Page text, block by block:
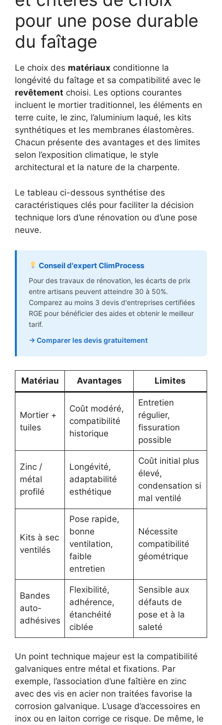
pour une pose durable
du faîtage
Le choix des matériaux conditionne la
longévité du faîtage et sa compatibilité avec le
revêtement choisi. Les options courantes
incluent le mortier traditionnel, les éléments en
terre cuite, le zinc, l’aluminium laqué, les kits
synthétiques et les membranes élastomères.
Chacun présente des avantages et des limites
selon l’exposition climatique, le style
architectural et la nature de la charpente.
Le tableau ci-dessous synthétise des
caractéristiques clés pour faciliter la décision
technique lors d’une rénovation ou d’une pose
neuve.
Conseil d'expert ClimProcess
Pour des travaux de rénovation, les écarts de prix
entre artisans peuvent atteindre 30 à 50%.
Comparez au moins 3 devis d'entreprises certifiées
RGE pour bénéficier des aides et obtenir le meilleur
tarif.
→ Comparer les devis gratuitement
Matériau Avantages Limites
Mortier +
tuiles
Coût modéré,
compatibilité
historique
Entretien
régulier,
fissuration
possible
Zinc /
métal
profilé
Longévité,
adaptabilité
esthétique
Coût initial plus
élevé,
condensation si
mal ventilé
Kits à sec
ventilés
Pose rapide,
bonne
ventilation,
faible
entretien
Nécessite
compatibilité
géométrique
Bandes
auto-
adhésives
Flexibilité,
adhérence,
étanchéité
ciblée
Sensible aux
défauts de
pose et à la
saleté
Un point technique majeur est la compatibilité
galvaniques entre métal et fixations. Par
exemple, l’association d’une faîtière en zinc
avec des vis en acier non traitées favorise la
corrosion galvanique. L’usage d’accessoires en
inox ou en laiton corrige ce risque. De même, le